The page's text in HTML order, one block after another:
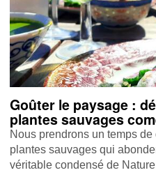
Goûter le paysage :
plantes sauvages
Nous prendrons un temps
plantes sauvages qui
véritable condensé de